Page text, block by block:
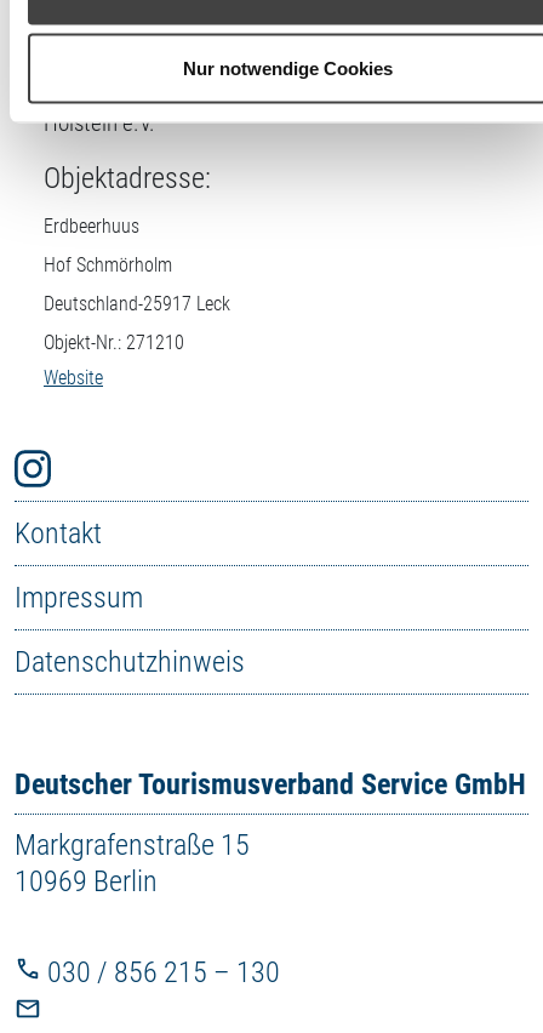
Nur notwendige Cookies
DTV-Prüfstelle:
Holstein e.V.
Objektadresse:
Erdbeerhuus
Hof Schmörholm
Deutschland-25917 Leck
Objekt-Nr.: 271210
Website
Deutscher Tourismusverband Service GmbH
Markgrafenstraße 15
10969 Berlin
030 / 856 215 – 130
Kontakt
Impressum
Datenschutzhinweis